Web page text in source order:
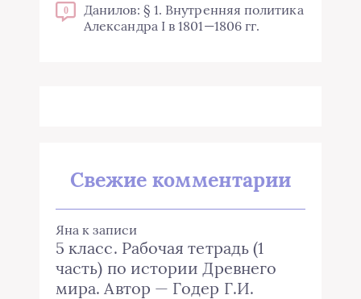
0
Данилов: § 1. Внутренняя политика
Александра I в 1801—1806 гг.
Свежие комментарии
Яна к записи
5 класс. Рабочая тетрадь (1
часть) по истории Древнего
мира. Автор — Годер Г.И.